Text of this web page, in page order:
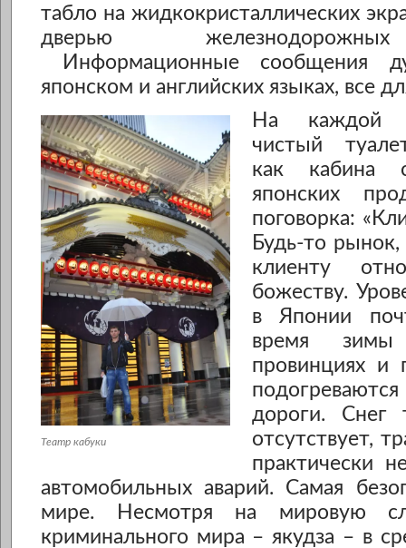
табло на жидкокристаллических
дверью
Информационные сообщения
японском и английских языках, все
Театр кабуки
На каждой
чистый
как кабина
японских
поговорка:
Будь-то рынок,
клиенту
божеству.
в Японии
время
провинциях и
дороги. Снег
отсутствует,
практически
автомобильных аварий. Самая
мире. Несмотря на мировую
криминального мира – якудза – в